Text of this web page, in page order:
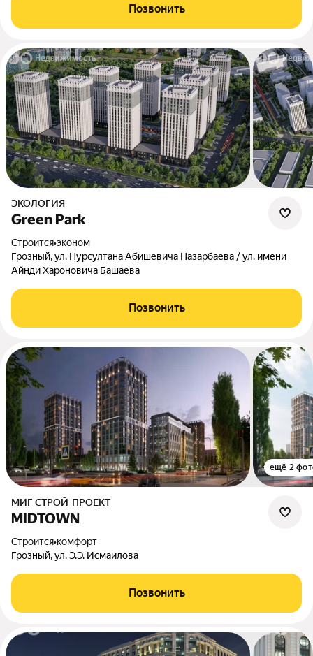
Позвонить
ЭКОЛОГИЯ
Green Park
Строится•эконом
Грозный, ул. Нурсултана Абишевича Назарбаева / ул. имени
Айнди Хароновича Башаева
Позвонить
ещё 2
МИГ СТРОЙ-ПРОЕКТ
MIDTOWN
Строится•комфорт
Грозный, ул. Э.Э. Исмаилова
Позвонить